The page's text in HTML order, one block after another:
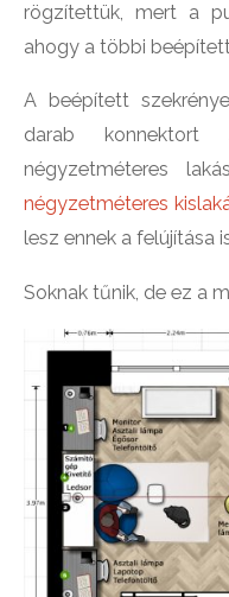
rögzítettük, mert a
ahogy a többi
A beépített
darab
négyzetméteres
négyzetméteres
lesz ennek a felújítása
Soknak tűnik, de ez a